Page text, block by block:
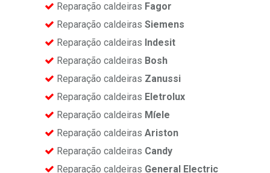
Reparação caldeiras Fagor
Reparação caldeiras Siemens
Reparação caldeiras Indesit
Reparação caldeiras Bosh
Reparação caldeiras Zanussi
Reparação caldeiras Eletrolux
Reparação caldeiras Míele
Reparação caldeiras Ariston
Reparação caldeiras Candy
Reparação caldeiras General Electric